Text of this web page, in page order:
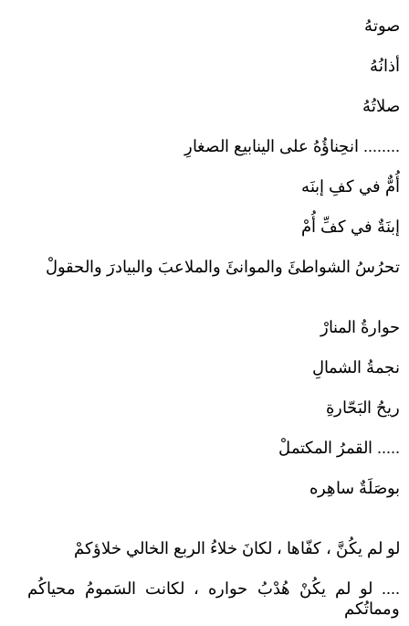
صوتهُ
أذانُهُ
صلاتُهُ
........ انحِناؤُهُ على الينابيع الصغارِ
أُمٌّ في كفِ إبنَه
إبنَةٌ في كفِّ أُمْ
تحرُسُ الشواطئَ والموانئَ والملاعبَ والبيادرَ والحقولْ
حوارةُ المنارْ
نجمةُ الشمالِ
ريحُ البَحّارةِ
..... القمرُ المكتملْ
بوصَلَةٌ ساهِره
لو لم يكُنَّ ، كفّاها ، لكانَ خلاءُ الربع الخالي خلاؤكمْ
.... لو لم يكُنْ هُدْبُ حواره ، لكانت السَمومُ محياكُم
ومماتُكم